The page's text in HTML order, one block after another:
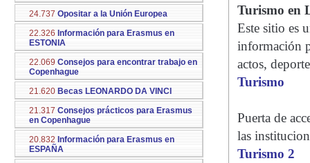
24.737 Opositar a la Unión Europea
22.326 Información para Erasmus en
ESTONIA
22.069 Consejos para encontrar trabajo en
Copenhague
21.620 Becas LEONARDO DA VINCI
21.317 Consejos prácticos para Erasmus
en Copenhague
20.832 Información para Erasmus en
ESPAÑA
Turismo en
Este sitio es
información
actos,
Turismo
Puerta de
las
Turismo 2